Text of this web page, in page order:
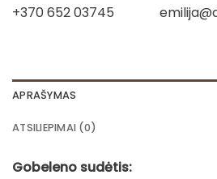
+370 652 03745
APRAŠYMAS
ATSILIEPIMAI (0)
Gobeleno sudėtis: